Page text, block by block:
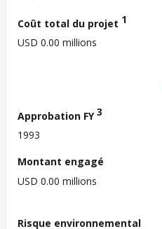
Coût total du projet 1
USD 0.00 millions
Approbation FY3
1993
Montant engagé
USD 0.00 millions
Risque environnemental